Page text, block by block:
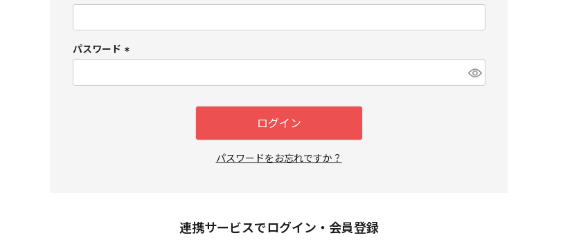
パスワード
ログイン
パスワードをお忘れですか？
連携サービスでログイン・会員登録